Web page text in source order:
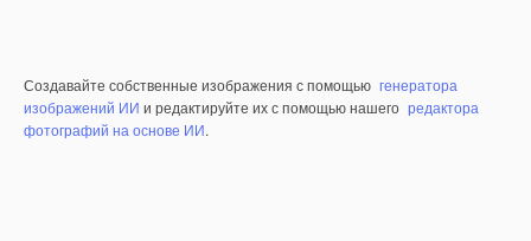
Создавайте собственные изображения с помощью генератора
изображений ИИ и редактируйте их с помощью нашего редактора
фотографий на основе ИИ.